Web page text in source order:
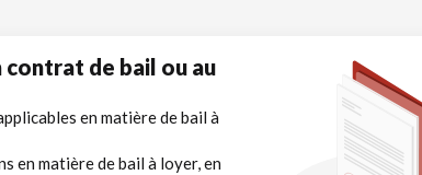
contrat de bail ou au
en matière de bail à
en matière de bail à loyer, en